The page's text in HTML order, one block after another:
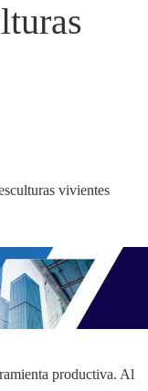
productiva. Al